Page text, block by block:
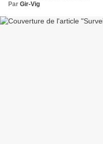
Par Gir-Vig